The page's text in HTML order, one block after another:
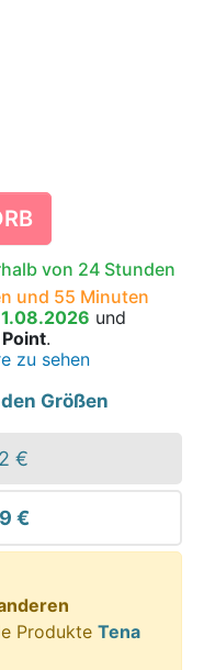
von 24 Stunden
und 55 Minuten
und
.
zu sehen
Größen
€
€
Produkte Tena